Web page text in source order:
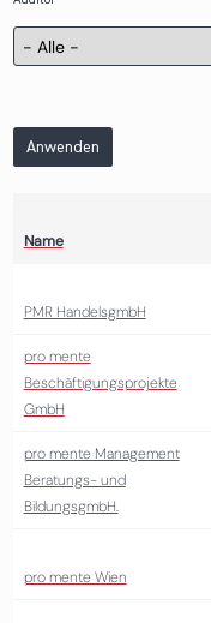
Anwenden
Name
PMR HandelsgmbH
pro mente
Beschäftigungsprojekte
GmbH
pro mente Management
Beratungs- und
BildungsgmbH.
pro mente Wien